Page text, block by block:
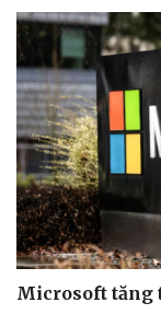
Microsoft tăng